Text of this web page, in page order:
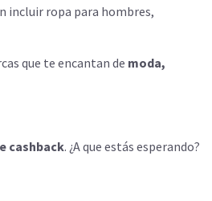
incluir ropa para hombres,
que te encantan de moda,
cashback. ¿A que estás esperando?